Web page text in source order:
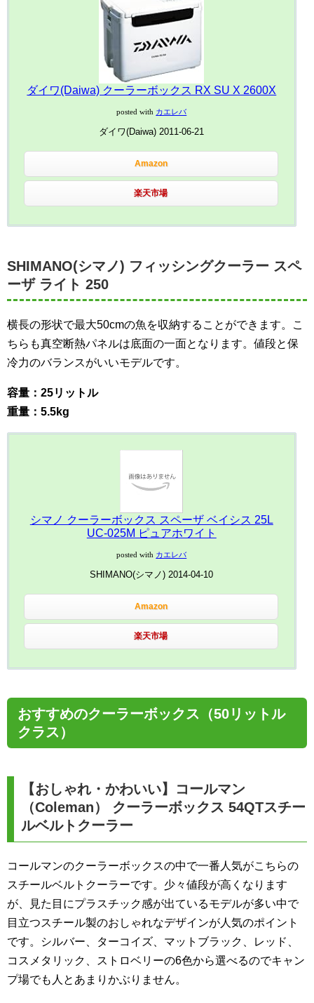
ダイワ(Daiwa) クーラーボックス RX SU X 2600X
posted with カエレバ
ダイワ(Daiwa) 2011-06-21
Amazon
楽天市場
SHIMANO(シマノ) フィッシングクーラー スペ
ーザ ライト 250
横長の形状で最大50cmの魚を収納することができます。こ
ちらも真空断熱パネルは底面の一面となります。値段と保
冷力のバランスがいいモデルです。
容量：25リットル
重量：5.5kg
シマノ クーラーボックス スペーザ ベイシス 25L
UC-025M ピュアホワイト
posted with カエレバ
SHIMANO(シマノ) 2014-04-10
Amazon
楽天市場
おすすめのクーラーボックス（50リットル
クラス）
【おしゃれ・かわいい】コールマン
（Coleman） クーラーボックス 54QTスチー
ルベルトクーラー
コールマンのクーラーボックスの中で一番人気がこちらの
スチールベルトクーラーです。少々値段が高くなります
が、見た目にプラスチック感が出ているモデルが多い中で
目立つスチール製のおしゃれなデザインが人気のポイント
です。シルバー、ターコイズ、マットブラック、レッド、
コスメタリック、ストロベリーの6色から選べるのでキャン
プ場でも人とあまりかぶりません。